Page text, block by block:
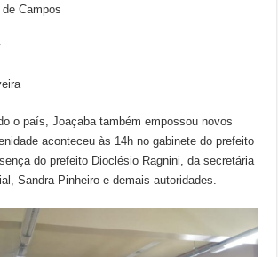
Campos
o país, Joaçaba também empossou novos
aconteceu às 14h no gabinete do prefeito
do prefeito Dioclésio Ragnini, da secretária
Sandra Pinheiro e demais autoridades.